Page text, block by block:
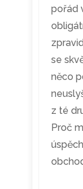
pořád
se
něco
z té
Proč